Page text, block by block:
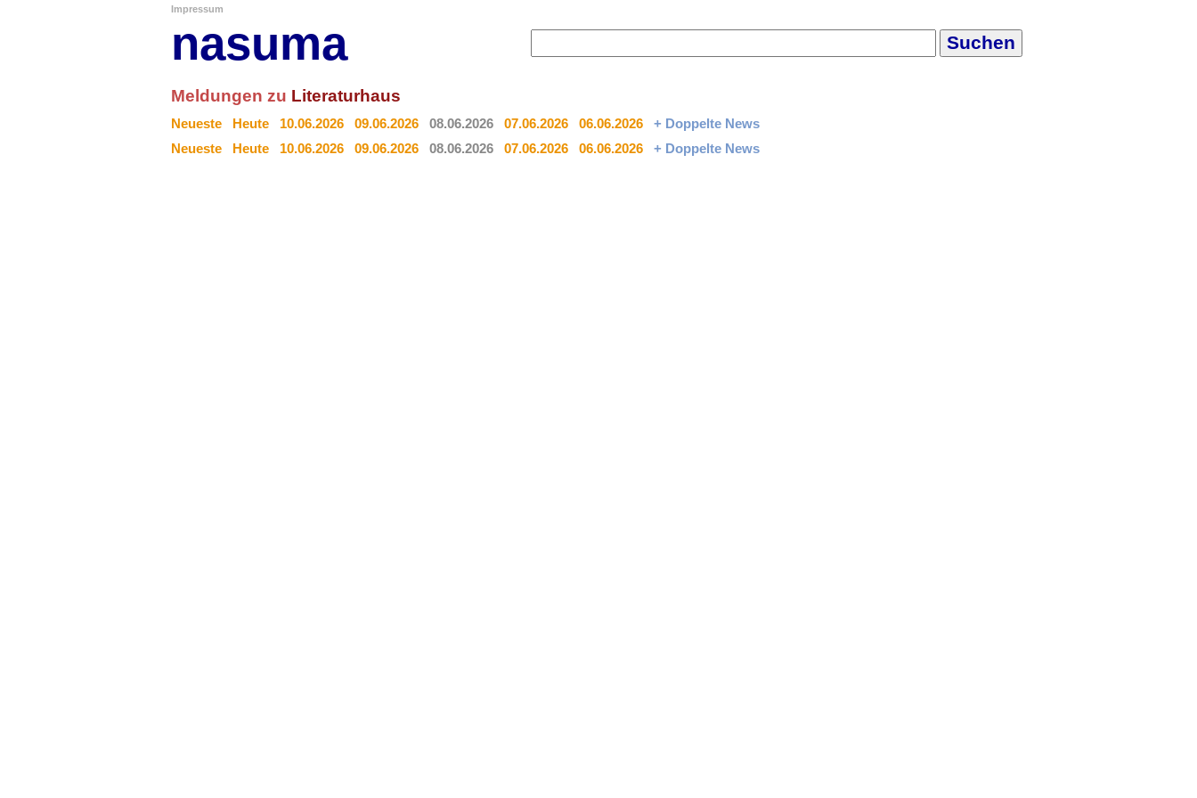
Impressum
nasuma
Meldungen zu Literaturhaus
Neueste Heute 10.06.2026 09.06.2026 08.06.2026 07.06.2026 06.06.2026
+ Doppelte News
Neueste
Heute 10.06.2026 09.06.2026 08.06.2026 07.06.2026 06.06.2026 + Doppelte News